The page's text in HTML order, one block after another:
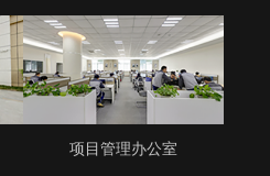
项目管理办公室